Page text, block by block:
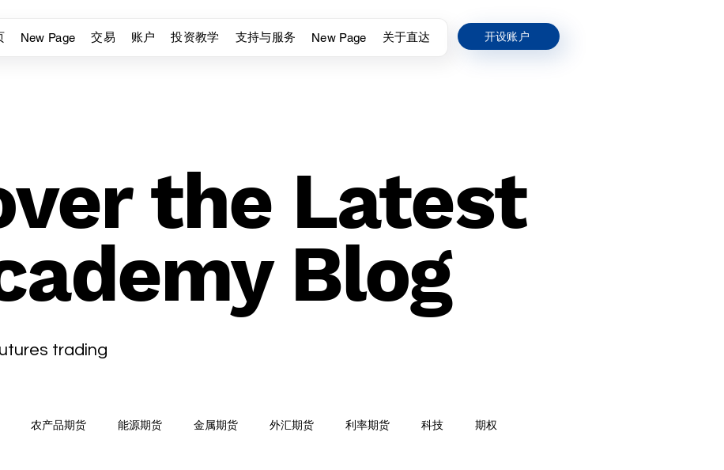
New Page 交易 账户 投资教学 支持与服务 New Page 关于直达 开设账户
the Latest
Blog
trading
农产品期货 能源期货 金属期货 外汇期货 利率期货 科技 期权